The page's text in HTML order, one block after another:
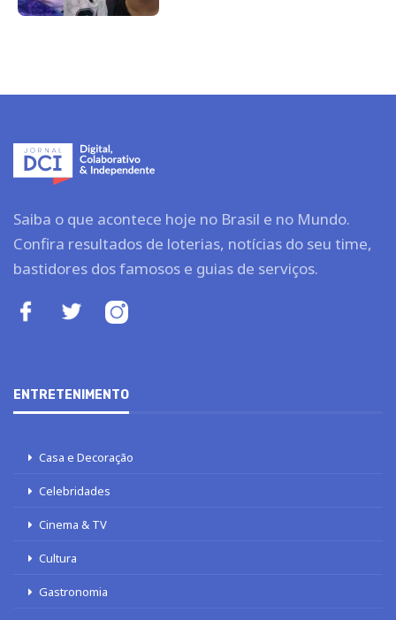
Saiba o que acontece hoje no Brasil e no Mundo.
Confira resultados de loterias, notícias do seu time,
bastidores dos famosos e guias de serviços.
ENTRETENIMENTO
Casa e Decoração
Celebridades
Cinema & TV
Cultura
Gastronomia